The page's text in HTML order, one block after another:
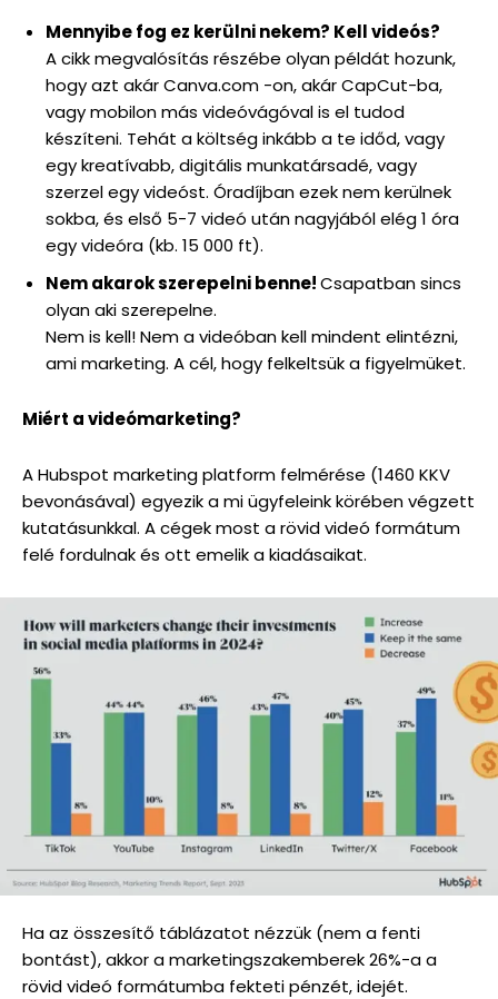
Mennyibe fog ez kerülni nekem? Kell videós?
A cikk megvalósítás részébe olyan példát hozunk,
hogy azt akár Canva.com -on, akár CapCut-ba,
vagy mobilon más videóvágóval is el tudod
készíteni. Tehát a költség inkább a te időd, vagy
egy kreatívabb, digitális munkatársadé, vagy
szerzel egy videóst. Óradíjban ezek nem kerülnek
sokba, és első 5-7 videó után nagyjából elég 1 óra
egy videóra (kb. 15 000 ft).
Nem akarok szerepelni benne!Csapatban sincs
olyan aki szerepelne.
Nem is kell! Nem a videóban kell mindent elintézni,
ami marketing. A cél, hogy felkeltsük a figyelmüket.
Miért a videómarketing?
A Hubspot marketing platform felmérése (1460 KKV
bevonásával) egyezik a mi ügyfeleink körében végzett
kutatásunkkal. A cégek most a rövid videó formátum
felé fordulnak és ott emelik a kiadásaikat.
Ha az összesítő táblázatot nézzük (nem a fenti
bontást), akkor a marketingszakemberek 26%-a a
rövid videó formátumba fekteti pénzét, idejét.